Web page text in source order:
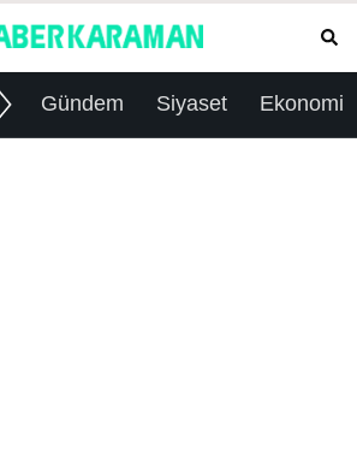
Gündem Siyaset Ekonomi